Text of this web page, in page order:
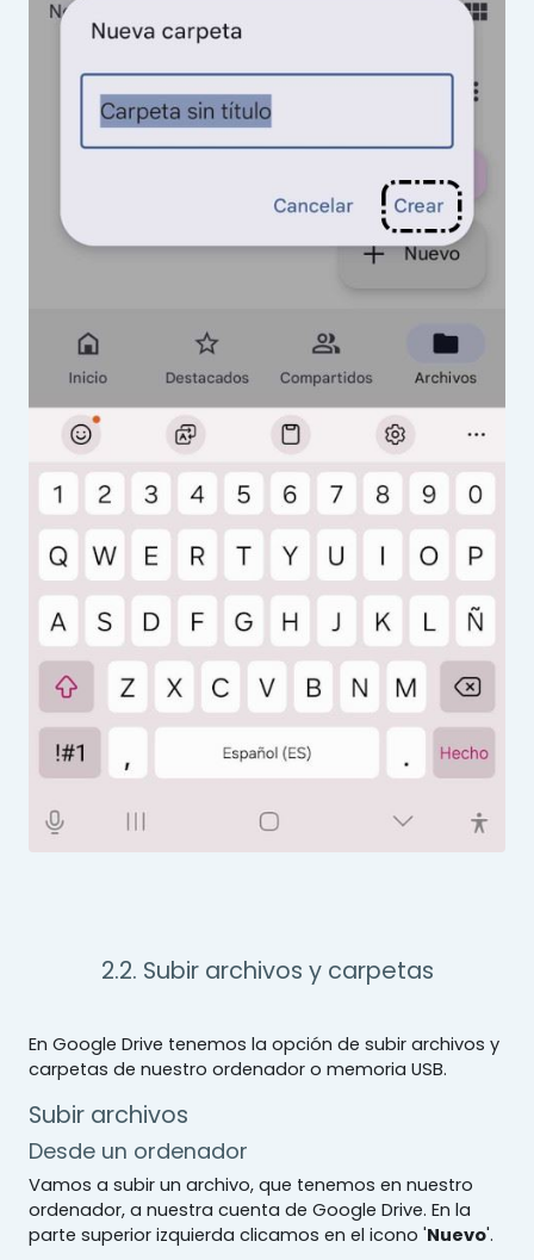
2.2. Subir archivos y carpetas
En Google Drive tenemos la opción de subir archivos y
carpetas de nuestro ordenador o memoria USB.
Subir archivos
Desde un ordenador
Vamos a subir un archivo, que tenemos en nuestro
ordenador, a nuestra cuenta de Google Drive. En la
parte superior izquierda clicamos en el icono 'Nuevo'.